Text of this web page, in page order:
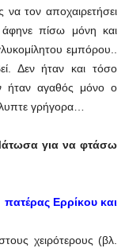
τον αποχαιρετήσει
πίσω μόνη και
εμπόρου..
Δεν ήταν και τόσο
ήταν αγαθός μόνο ο
γρήγορα…
για να φτάσω
πατέρας Ερρίκου και
χειρότερους (βλ.